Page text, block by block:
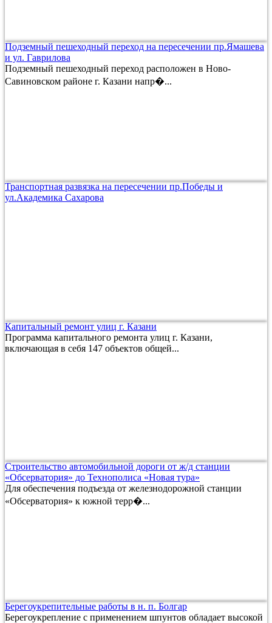
Подземный пешеходный переход на пересечении пр.Ямашева
и ул. Гаврилова
Подземный пешеходный переход расположен в Ново-
Савиновском районе г. Казани напр�...
Транспортная развязка на пересечении пр.Победы и
ул.Академика Сахарова
Капитальный ремонт улиц г. Казани
Программа капитального ремонта улиц г. Казани,
включающая в себя 147 объектов общей...
Строительство автомобильной дороги от ж/д станции
«Обсерватория» до Технополиса «Новая тура»
Для обеспечения подъезда от железнодорожной станции
«Обсерватория» к южной терр�...
Берегоукрепительные работы в н. п. Болгар
Берегоукрепление с применением шпунтов обладает высокой